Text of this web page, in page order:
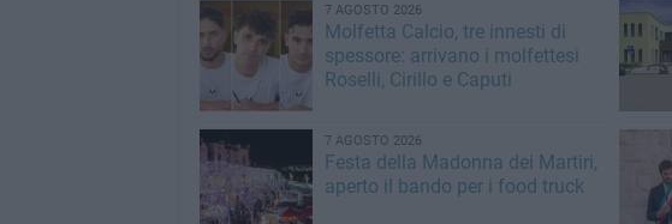
7 AGOSTO 2026
Molfetta Calcio, tre innesti di
spessore: arrivano i molfettesi
Roselli, Cirillo e Caputi
7 AGOSTO 2026
Festa della Madonna dei Martiri,
aperto il bando per i food truck